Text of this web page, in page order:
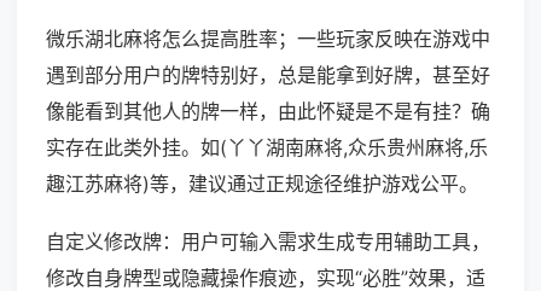
微乐湖北麻将怎么提高胜率；一些玩家反映在游戏中
遇到部分用户的牌特别好，总是能拿到好牌，甚至好
像能看到其他人的牌一样，由此怀疑是不是有挂？确
实存在此类外挂。如(丫丫湖南麻将,众乐贵州麻将,乐
趣江苏麻将)等，建议通过正规途径维护游戏公平。
自定义修改牌：用户可输入需求生成专用辅助工具，
修改自身牌型或隐藏操作痕迹，实现“必胜”效果，适